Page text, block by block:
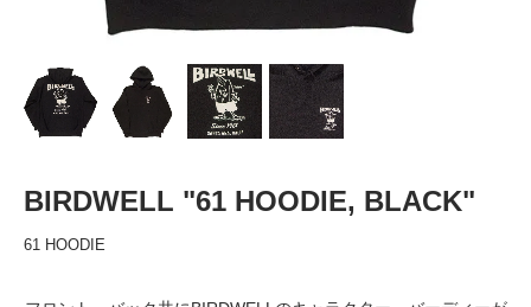
BIRDWELL "61 HOODIE, BLACK"
61 HOODIE